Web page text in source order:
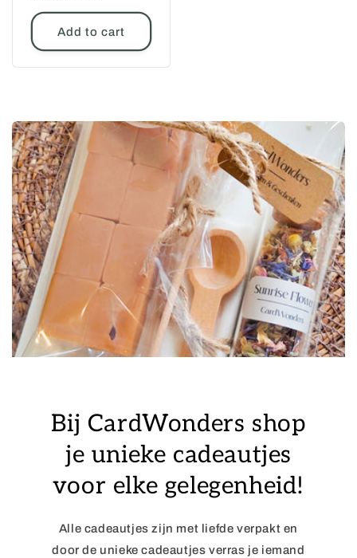
price
Add to cart
Bij CardWonders shop
je unieke cadeautjes
voor elke gelegenheid!
Alle cadeautjes zijn met liefde verpakt en
door de unieke cadeautjes verras je iemand